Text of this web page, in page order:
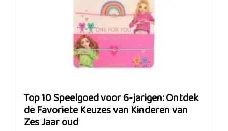
Top 10 Speelgoed voor 6-jarigen: Ontdek
de Favoriete Keuzes van Kinderen van
Zes Jaar oud